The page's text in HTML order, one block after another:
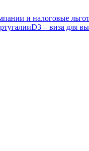
и налоговые
D3 – виза для